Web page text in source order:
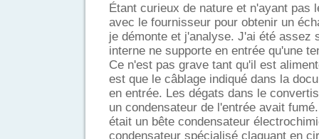
Étant curieux de nature et n'ayant pas
avec le fournisseur pour obtenir un
je démonte et j'analyse. J'ai été assez
interne ne supporte en entrée qu'une
Ce n'est pas grave tant qu'il est
est que le câblage indiqué dans la
en entrée. Les dégats dans le
un condensateur de l'entrée avait
était un bête condensateur
condensateur spécialisé claquant en